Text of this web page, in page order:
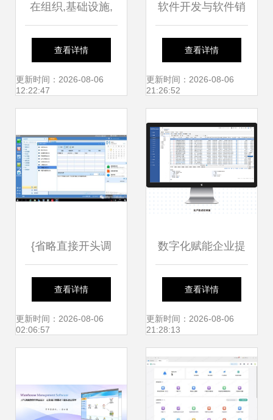
在组织,基础设施,
开发运维及智能赋
能等模式上,已达到
查看详情
更新时间：2026-08-06
12:22:47
软件开发与软件销
售的共生之道
查看详情
更新时间：2026-08-06
21:26:52
{省略直接开头调
键}\n第一:-最终框
架同步由预先内置
Salesforce、
查看详情
更新时间：2026-08-06
02:06:57
数字化赋能企业提
效 管家婆CRM持
续创新营销策略与
软件开发实践
查看详情
更新时间：2026-08-06
21:28:13